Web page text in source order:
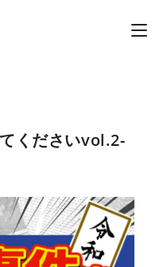
くださいvol.2-